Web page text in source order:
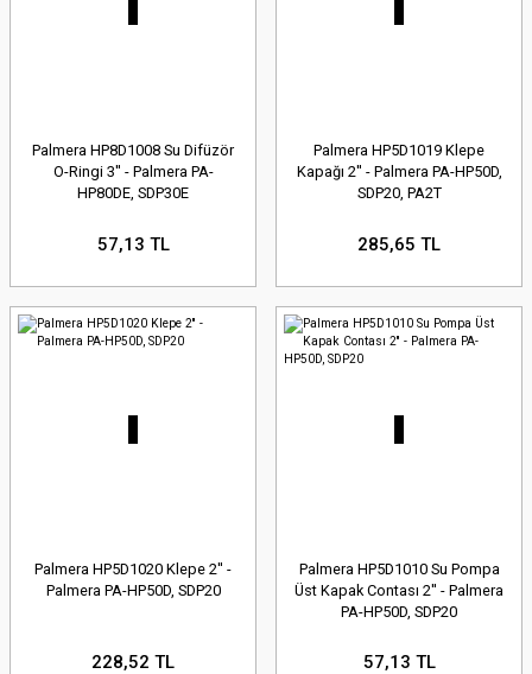
Palmera HP8D1008 Su Difüzör
O-Ringi 3'' - Palmera PA-
HP80DE, SDP30E
57,13 TL
Palmera HP5D1019 Klepe
Kapağı 2'' - Palmera PA-HP50D,
SDP20, PA2T
285,65 TL
Palmera HP5D1020 Klepe 2'' -
Palmera PA-HP50D, SDP20
228,52 TL
Palmera HP5D1010 Su Pompa
Üst Kapak Contası 2'' - Palmera
PA-HP50D, SDP20
57,13 TL